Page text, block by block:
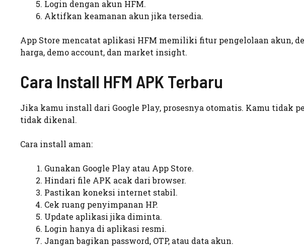
Login dengan akun HFM.
Aktifkan keamanan akun jika tersedia.
App Store mencatat aplikasi HFM memiliki fitur pengelolaan akun,
harga, demo account, dan market insight.
Cara Install HFM APK Terbaru
Jika kamu install dari Google Play, prosesnya otomatis. Kamu tidak
tidak dikenal.
Cara install aman:
Gunakan Google Play atau App Store.
Hindari file APK acak dari browser.
Pastikan koneksi internet stabil.
Cek ruang penyimpanan HP.
Update aplikasi jika diminta.
Login hanya di aplikasi resmi.
Jangan bagikan password, OTP, atau data akun.